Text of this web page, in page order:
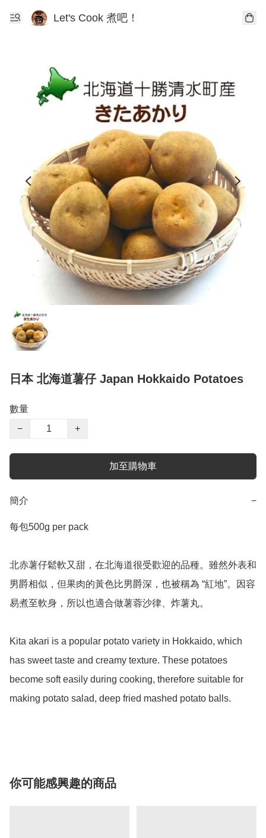
Let's Cook 煮吧！
日本 北海道薯仔 Japan Hokkaido Potatoes
數量
−
+
加至購物車
簡介 −
每包500g per pack
北赤薯仔鬆軟又甜，在北海道很受歡迎的品種。雖然外表和
男爵相似，但果肉的黃色比男爵深，也被稱為 “紅地”。因容
易煮至軟身，所以也適合做薯蓉沙律、炸薯丸。
Kita akari is a popular potato variety in Hokkaido, which
has sweet taste and creamy texture. These potatoes
become soft easily during cooking, therefore suitable for
making potato salad, deep fried mashed potato balls.
你可能感興趣的商品